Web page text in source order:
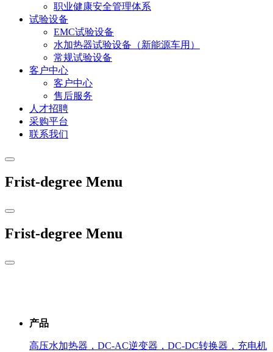
职业健康安全管理体系
试验设备
EMC试验设备
水加热器试验设备（新能源车用）
常规试验设备
客户中心
客户中心
售后服务
人才招聘
采购平台
联系我们
Frist-degree Menu
Frist-degree Menu
产品
高压水加热器，DC-AC逆变器，DC-DC转换器，充电机